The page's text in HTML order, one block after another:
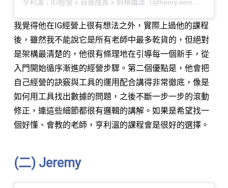
亨利溫｜IG經營 x 自我成長 x 斜槓職涯（@henry.wen）分享的貼文
我覺得他在IG經營上很有想法之外，實際上過他的課程
後，雖然我不能說它是所有老師中最多乾貨的，但絕對
是架構最清楚的，他很有條理地在引導每一個新手，從
入門開始循序漸進的經營步驟。第二個優點是，他會把
自己經營的訣竅與工具的運用配合講得非常徹底，像是
如何用工具找出數據的問題，之後不斷一步一步的滾動
修正，連這些細節都很有邏輯的講解。如果是希望找一
個好懂、會教的老師，亨利溫的課程會是很好的選擇。
(二) Jeremy